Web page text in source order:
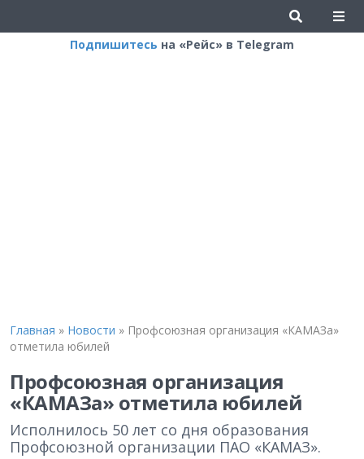
Подпишитесь на «Рейс» в Telegram
Главная » Новости » Профсоюзная организация «КАМАЗа»
отметила юбилей
Профсоюзная организация
«КАМАЗа» отметила юбилей
Исполнилось 50 лет со дня образования
Профсоюзной организации ПАО «КАМАЗ».